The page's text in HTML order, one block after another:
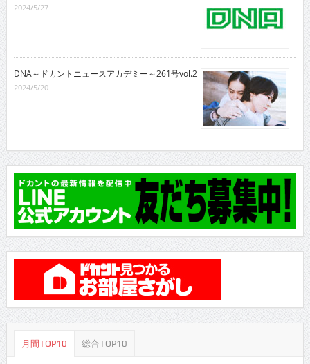
2024/5/27
DNA～ドカントニュースアカデミー～261号vol.2
2024/5/20
月間TOP10 総合TOP10